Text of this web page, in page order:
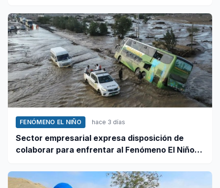
FENÓMENO EL NIÑO hace 3 días
Sector empresarial expresa disposición de
colaborar para enfrentar al Fenómeno El Niño,